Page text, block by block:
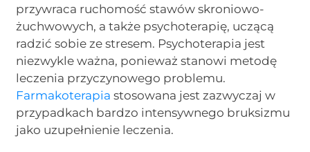
przywraca ruchomość stawów skroniowo-
żuchwowych, a także psychoterapię, uczącą
radzić sobie ze stresem. Psychoterapia jest
niezwykle ważna, ponieważ stanowi metodę
leczenia przyczynowego problemu.
Farmakoterapia stosowana jest zazwyczaj w
przypadkach bardzo intensywnego bruksizmu
jako uzupełnienie leczenia.